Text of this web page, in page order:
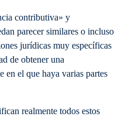
contributiva» y
parecer similares o incluso
jurídicas muy específicas
de obtener una
en el que haya varias partes
realmente todos estos